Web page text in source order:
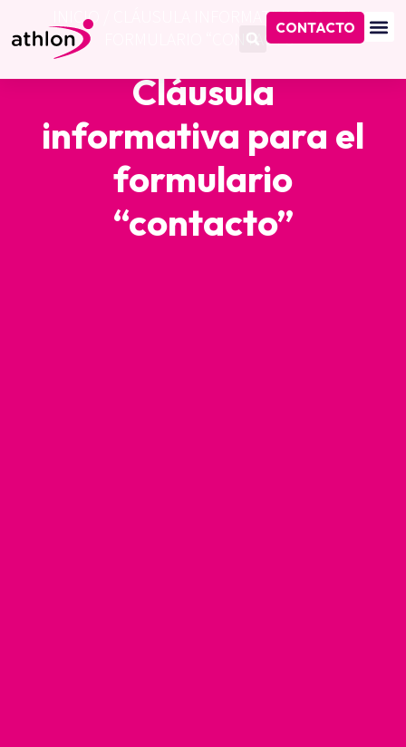
CONTACTO
INICIO
CLÁUSULA INFORMATIVA PARA EL
FORMULARIO “CONTACTO”
Cláusula
informativa para el
formulario
“contacto”